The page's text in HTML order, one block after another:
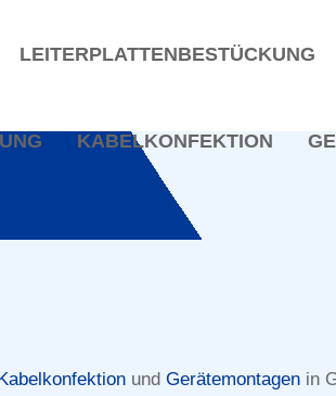
LEITERPLATTENBESTÜCKUNG
KABELKONFEKTION
und Gerätemontagenin